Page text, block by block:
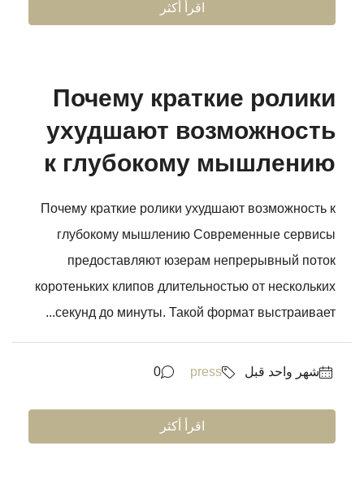
اقرأ أكثر
Почему краткие ролики
ухудшают возможность
к глубокому мышлению
Почему краткие ролики ухудшают возможность к
глубокому мышлению Современные сервисы
предоставляют юзерам непрерывный поток
коротеньких клипов длительностью от нескольких
секунд до минуты. Такой формат выстраивает...
‏شهر واحد قبل press
0
اقرأ أكثر